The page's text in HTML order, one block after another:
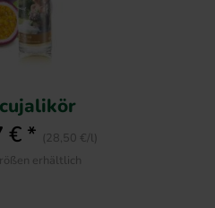
€ * (28,50 €/l)
erhältlich